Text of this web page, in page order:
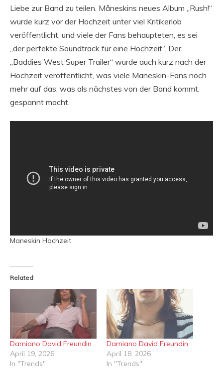
Liebe zur Band zu teilen. Måneskins neues Album „Rush!“
wurde kurz vor der Hochzeit unter viel Kritikerlob
veröffentlicht, und viele der Fans behaupteten, es sei
„der perfekte Soundtrack für eine Hochzeit“. Der
„Baddies West Super Trailer“ wurde auch kurz nach der
Hochzeit veröffentlicht, was viele Maneskin-Fans noch
mehr auf das, was als nächstes von der Band kommt,
gespannt macht.
Maneskin Hochzeit
Related
Damiano David Freundin
April 19, 2026
In "Trends"
Damiano David Freundin
April 18, 2026
In "Trends"